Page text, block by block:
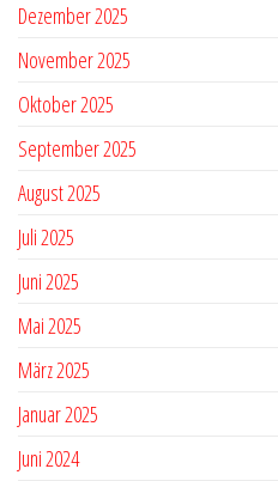
Dezember 2025
November 2025
Oktober 2025
September 2025
August 2025
Juli 2025
Juni 2025
Mai 2025
März 2025
Januar 2025
Juni 2024